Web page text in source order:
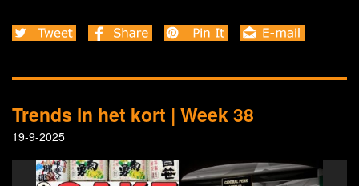
Trends in het kort | Week 38
19-9-2025